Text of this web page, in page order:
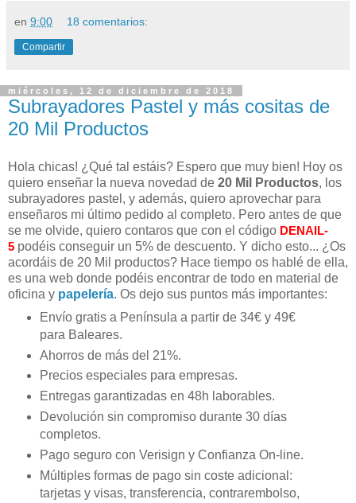
en 9:00 18 comentarios:
Compartir
miércoles, 12 de diciembre de 2018
Subrayadores Pastel y más cositas de
20 Mil Productos
Hola chicas! ¿Qué tal estáis? Espero que muy bien! Hoy os
quiero enseñar la nueva novedad de 20 Mil Productos, los
subrayadores pastel, y además, quiero aprovechar para
enseñaros mi último pedido al completo. Pero antes de que
se me olvide, quiero contaros que con el código DENAIL-
5 podéis conseguir un 5% de descuento. Y dicho esto... ¿Os
acordáis de 20 Mil productos? Hace tiempo os hablé de ella,
es una web donde podéis encontrar de todo en material de
oficina y papelería. Os dejo sus puntos más importantes:
Envío gratis a Península a partir de 34€ y 49€
para Baleares.
Ahorros de más del 21%.
Precios especiales para empresas.
Entregas garantizadas en 48h laborables.
Devolución sin compromiso durante 30 días
completos.
Pago seguro con Verisign y Confianza On-line.
Múltiples formas de pago sin coste adicional:
tarjetas y visas, transferencia, contrarembolso,